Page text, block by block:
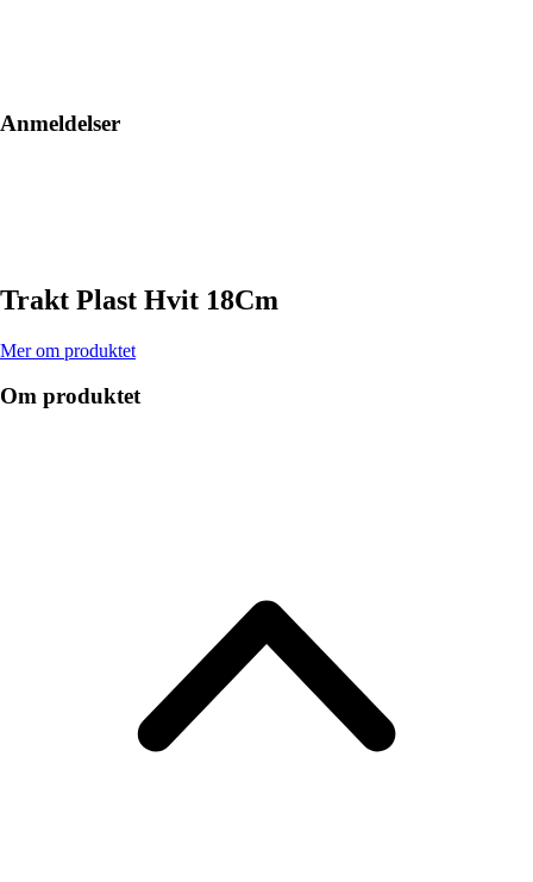
Anmeldelser
Trakt Plast Hvit 18Cm
Mer om produktet
Om produktet